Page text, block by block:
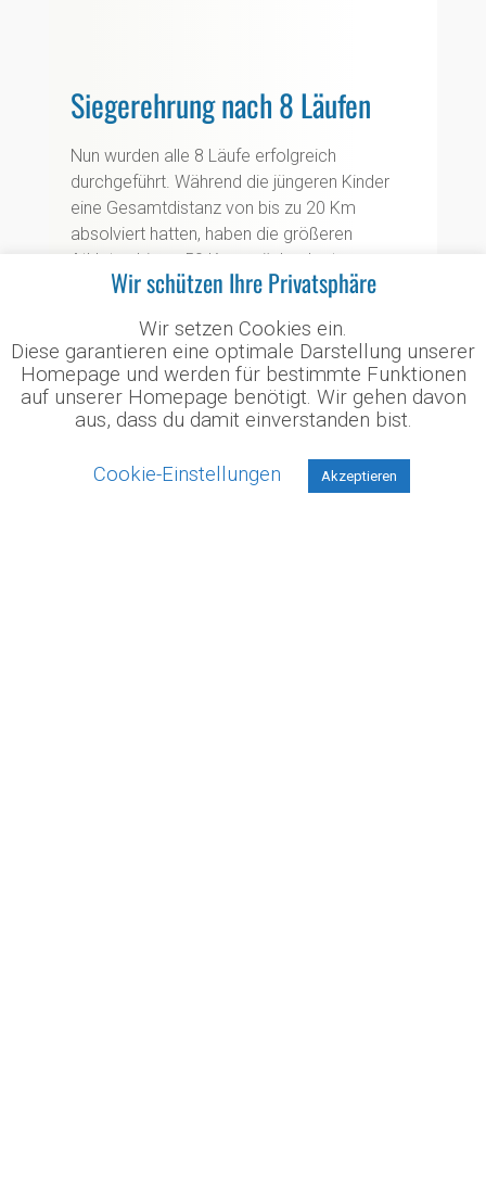
Siegerehrung nach 8 Läufen
Nun wurden alle 8 Läufe erfolgreich
durchgeführt. Während die jüngeren Kinder
eine Gesamtdistanz von bis zu 20 Km
absolviert hatten, haben die größeren
Athleten bis zu 50 Km zurückgelegt.
Auf den Finaltag fieberten alle Teilnehmer hin,
da es nun die ersehnte Siegerehrung dafür
gab. 5 Athleten beließen es bei einem Lauf
und gingen leider leer aus. Für die Athleten,
welche an 2 bis 3 Läufen teilgenommen
haben, gab es nun die Bronzemedaille. 9
Kinder haben sich diese Medaille verdient:
Wir schützen Ihre Privatsphäre
Wir setzen Cookies ein.
Diese garantieren eine optimale Darstellung unserer
Homepage und werden für bestimmte Funktionen
auf unserer Homepage benötigt. Wir gehen davon
aus, dass du damit einverstanden bist.
Cookie-Einstellungen Akzeptieren